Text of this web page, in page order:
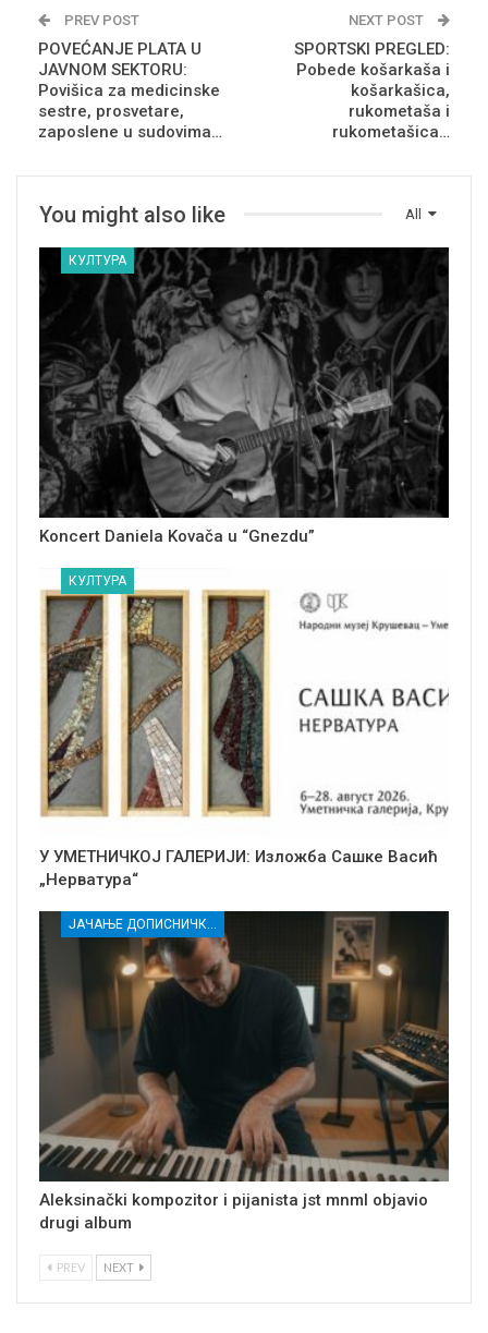
PREV POST
POVEĆANJE PLATA U
JAVNOM SEKTORU:
Povišica za medicinske
sestre, prosvetare,
zaposlene u sudovima…
NEXT POST
SPORTSKI PREGLED:
Pobede košarkaša i
košarkašica,
rukometaša i
rukometašica…
All
You might also like
КУЛТУРА
Koncert Daniela Kovača u “Gnezdu”
КУЛТУРА
У УМЕТНИЧКОЈ ГАЛЕРИЈИ: Изложба Сашке Васић
„Нерватура“
ЈАЧАЊЕ ДОПИСНИЧКЕ МРЕЖЕ НЕЗАВИСНИХ МЕДИЈА У РАСИНСКОМ ОКРУГУ
Aleksinački kompozitor i pijanista jst mnml objavio
drugi album
PREV NEXT